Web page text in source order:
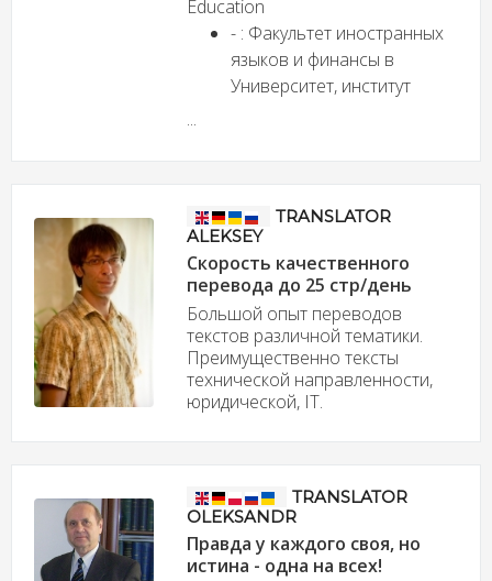
Education
- : Факультет иностранных
языков и финансы в
Университет, институт
...
TRANSLATOR
ALEKSEY
Скорость качественного
перевода до 25 стр/день
Большой опыт переводов
текстов различной тематики.
Преимущественно тексты
технической направленности,
юридической, IT.
TRANSLATOR
OLEKSANDR
Правда у каждого своя, но
истина - одна на всех!